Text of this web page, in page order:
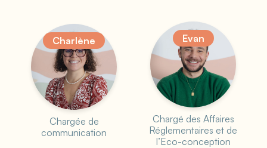
Charlène
Chargée de
communication
Evan
Chargé des Affaires
Réglementaires et de
l’Eco-conception